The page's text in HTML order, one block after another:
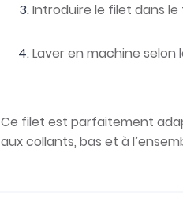
Introduire le filet dans
Laver en machine
Ce filet est parfaitement
aux collants, bas et à